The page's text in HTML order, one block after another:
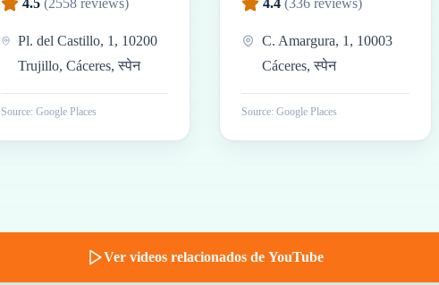
4.5 (2558reviews)
Pl. del Castillo, 1, 10200
Trujillo, Cáceres, स्पेन
Source: Google Places
4.4 (336 reviews)
C. Amargura, 1, 10003
Cáceres, स्पेन
Source: Google Places
Ver videos relacionados de YouTube